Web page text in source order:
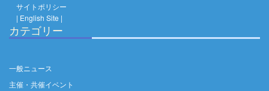
サイトポリシー
| English Site |
カテゴリー
一般ニュース
主催・共催イベント